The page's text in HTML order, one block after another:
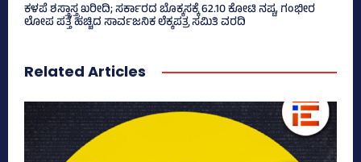
ಕಳಪೆ ಶಸ್ತ್ರಾಸ್ತ್ರ ಖರೀದಿ; ಸರ್ಕಾರದ ಬೊಕ್ಕಸಕ್ಕೆ 62.10 ಕೋಟಿ ನಷ್ಟ, ಗಂಭೀರ
ಲೋಪ ಪತ್ತೆ ಹಚ್ಚಿದ ಸಾರ್ವಜನಿಕ ಲೆಕ್ಕಪತ್ರ ಸಮಿತಿ ವರದಿ
Related Articles